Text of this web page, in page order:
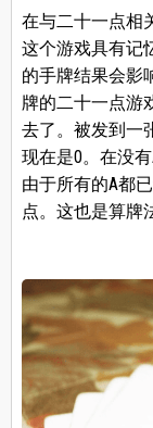
在与二十一点相
这个游戏具有记
的手牌结果会影
牌的二十一点游
去了。被发到一
现在是0。在没
由于所有的A都
点。这也是算牌